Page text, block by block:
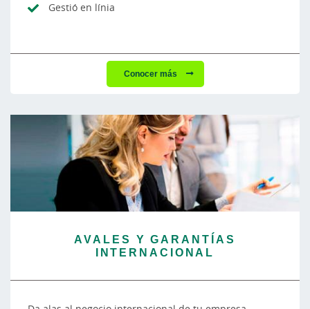
Gestió en línia
Conocer más
AVALES Y GARANTÍAS
INTERNACIONAL